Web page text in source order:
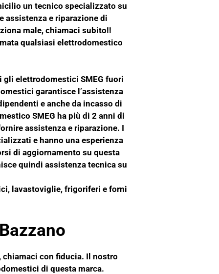
un tecnico specializzato su
assistenza e riparazione di
male, chiamaci subito!!
qualsiasi elettrodomestico
gli elettrodomestici SMEG fuori
garantisce l’assistenza
e anche da incasso di
SMEG ha più di 2 anni di
assistenza e riparazione. I
e hanno una esperienza
di aggiornamento su questa
quindi assistenza tecnica su
lavastoviglie, frigoriferi e forni
con fiducia. Il nostro
di questa marca.